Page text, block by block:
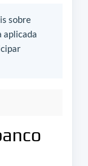
sobre
aplicada